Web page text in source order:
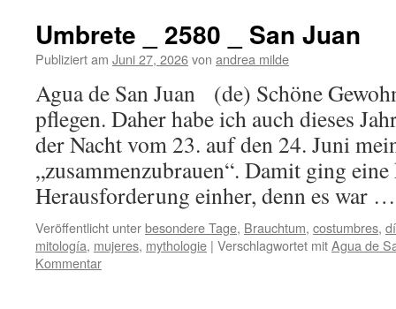
Umbrete _ 2580 _ San Juan
Publiziert am Juni 27, 2026von andrea milde
Agua de San Juan (de) Schöne
pflegen. Daher habe ich auch dieses
der Nacht vom 23. auf den 24. Juni
„zusammenzubrauen“. Damit ging
Herausforderung einher, denn es war
Veröffentlicht unterbesondere Tage, Brauchtum, costumbres,
mitología, mujeres, mythologie | Verschlagwortet mitAgua de
Kommentar